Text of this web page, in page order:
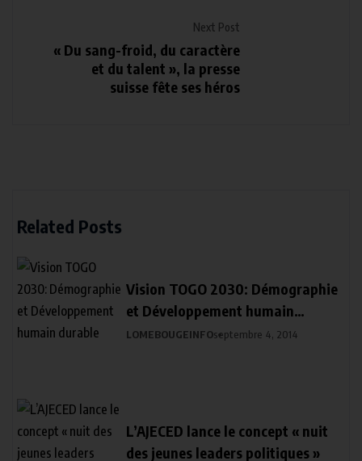
Next Post
« Du sang-froid, du caractère
et du talent », la presse
suisse fête ses héros
Related Posts
Vision TOGO 2030: Démographie
et Développement humain
durable
LOMEBOUGEINFOseptembre 4, 2014
L’AJECED lance le concept « nuit
des jeunes leaders politiques »